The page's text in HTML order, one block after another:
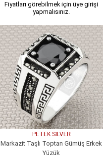
Fiyatları görebilmek için üye girişi
yapmalısınız.
PETEK SILVER
Markazit Taşlı Toptan Gümüş Erkek
Yüzük